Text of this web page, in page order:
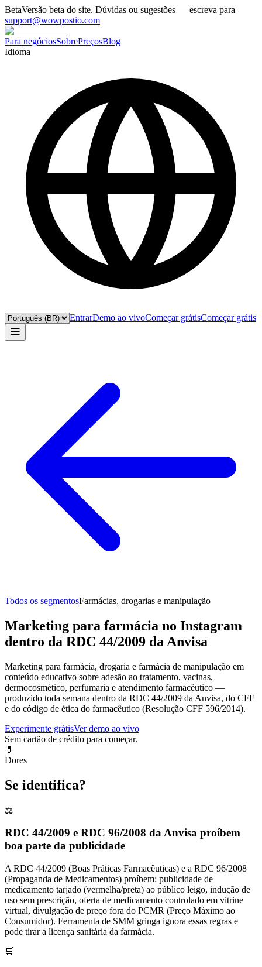
BetaVersão beta do site. Dúvidas ou sugestões — escreva para
support@wowpostio.com
Para negóciosSobrePreçosBlog
Idioma
EntrarDemo ao vivoComeçar grátisComeçar grátis
Todos os segmentosFarmácias, drogarias e manipulação
Marketing para farmácia no Instagram
dentro da RDC 44/2009 da Anvisa
Marketing para farmácia, drogaria e farmácia de manipulação em
conteúdo educativo sobre adesão ao tratamento, vacinas,
dermocosmético, perfumaria e atendimento farmacêutico —
produzido toda semana dentro da RDC 44/2009 da Anvisa, do CFF
e do código de ética do farmacêutico (Resolução CFF 596/2014).
Experimente grátisVer demo ao vivo
Sem cartão de crédito para começar.
💊
Dores
Se identifica?
⚖️
RDC 44/2009 e RDC 96/2008 da Anvisa proíbem
boa parte da publicidade
A RDC 44/2009 (Boas Práticas Farmacêuticas) e a RDC 96/2008
(Propaganda de Medicamentos) proíbem: publicidade de
medicamento tarjado (vermelha/preta) ao público leigo, indução de
uso sem prescrição, oferta de medicamento controlado em vitrine
virtual, divulgação de preço fora do PCMR (Preço Máximo ao
Consumidor). Ferramenta de SMM gringa ignora essas regras e
pode tirar a licença sanitária da farmácia.
🛒